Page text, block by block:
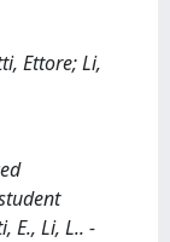
Ettore; Li,
E., Li, L.. -